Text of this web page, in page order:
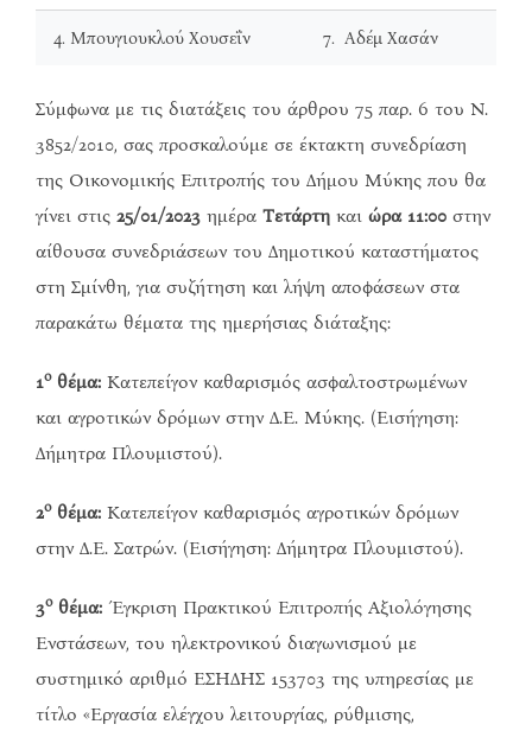
4. Μπουγιουκλού Χουσεΐν 7. Αδέμ Χασάν
Σύμφωνα με τις διατάξεις του άρθρου 75 παρ. 6 του Ν.
3852/2010, σας προσκαλούμε σε έκτακτη συνεδρίαση
της Οικονομικής Επιτροπής του Δήμου Μύκης που θα
γίνει στις 25/01/2023 ημέρα Τετάρτη και ώρα 11:00 στην
αίθουσα συνεδριάσεων του Δημοτικού καταστήματος
στη Σμίνθη, για συζήτηση και λήψη αποφάσεων στα
παρακάτω θέματα της ημερήσιας διάταξης:
1οθέμα: Κατεπείγον καθαρισμός ασφαλτοστρωμένων
και αγροτικών δρόμων στην Δ.Ε. Μύκης. (Εισήγηση:
Δήμητρα Πλουμιστού).
2οθέμα: Κατεπείγον καθαρισμός αγροτικών δρόμων
στην Δ.Ε. Σατρών. (Εισήγηση: Δήμητρα Πλουμιστού).
3οθέμα: Έγκριση Πρακτικού Επιτροπής Αξιολόγησης
Ενστάσεων, του ηλεκτρονικού διαγωνισμού με
συστημικό αριθμό ΕΣΗΔΗΣ 153703 της υπηρεσίας με
τίτλο «Εργασία ελέγχου λειτουργίας, ρύθμισης,